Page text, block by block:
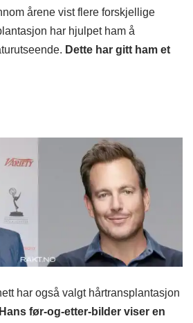
årene vist flere forskjellige
har hjulpet ham å
Dette har gitt ham et
har også valgt hårtransplantasjon
Hans før-og-etter-bilder viser en